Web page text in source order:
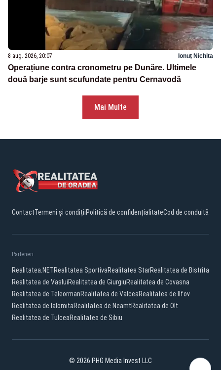
8 aug. 2026, 20:07 Ionuț Nichita
Operațiune contra cronometru pe Dunăre. Ultimele
două barje sunt scufundate pentru Cernavodă
Mai Multe
ContactTermeni și condițiiPolitică de confidențialitateCod de conduită
Parteneri:
Realitatea.NETRealitatea SportivaRealitatea StarRealitatea de Bistrita
Realitatea de VasluiRealitatea de GiurgiuRealitatea de Covasna
Realitatea de TeleormanRealitatea de ValceaRealitatea de Ilfov
Realitatea de IalomitaRealitatea de NeamtRealitatea de Olt
Realitatea de TulceaRealitatea de Sibiu
© 2026 PHG Media Invest LLC